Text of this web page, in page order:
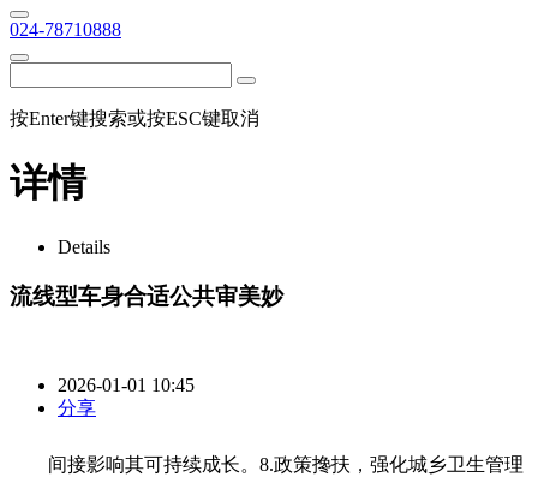
024-78710888
按Enter键搜索或按ESC键取消
详情
Details
流线型车身合适公共审美妙
2026-01-01 10:45
分享
间接影响其可持续成长。8.政策搀扶，强化城乡卫生管理